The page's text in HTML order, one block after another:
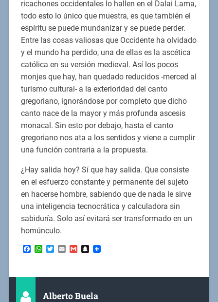
ricachones occidentales lo hallen en el Dalai Lama,
todo esto lo único que muestra, es que también el
espíritu se puede mundanizar y se puede perder.
Entre las cosas valiosas que Occidente ha olvidado
y el mundo ha perdido, una de ellas es la ascética
católica en su versión medieval. Así los pocos
monjes que hay, han quedado reducidos -merced al
turismo cultural- a la exterioridad del canto
gregoriano, ignorándose por completo que dicho
canto nace de la mayor y más profunda ascesis
monacal. Sin esto por debajo, hasta el canto
gregoriano nos ata a los sentidos y viene a cumplir
una función contraria a la propuesta.
¿Hay salida hoy? Sí que hay salida. Que consiste
en el esfuerzo constante y permanente del sujeto
en hacerse hombre, sabiendo que de nada le sirve
una inteligencia tecnocrática y calculadora sin
sabiduría. Solo así evitará ser transformado en un
homúnculo.
Facebook
WhatsApp
Twitter
EmailGmailSnapchat
Alberto Buela